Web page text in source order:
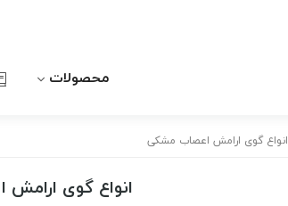
محصولات
انواع گوی ارامش اعصاب مشکی
انواع گوی